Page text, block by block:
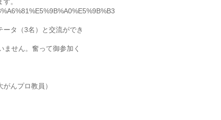
タ（3名）と交流ができ
せん。奮って御参加く
んプロ教員）